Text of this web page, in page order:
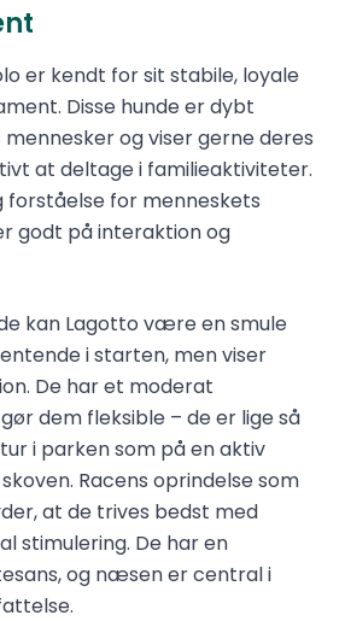
er kendt for sit stabile, loyale
Disse hunde er dybt
og viser gerne deres
at deltage i familieaktiviteter.
forståelse for menneskets
godt på interaktion og
kan Lagotto være en smule
i starten, men viser
De har et moderat
dem fleksible – de er lige så
i parken som på en aktiv
Racens oprindelse som
at de trives bedst med
stimulering. De har en
og næsen er central i